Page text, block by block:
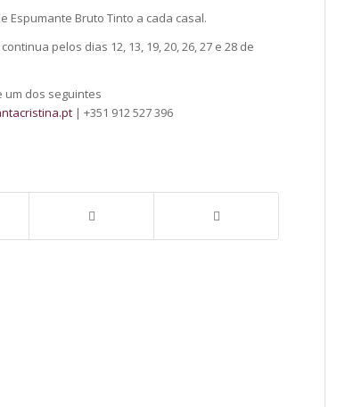
Espumante Bruto Tinto a cada casal.
pelos dias 12, 13, 19, 20, 26, 27 e 28 de
dos seguintes
| +351 912 527 396